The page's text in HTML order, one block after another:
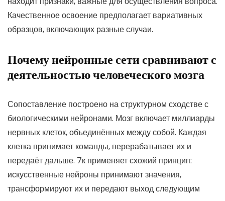
Качественное освоение предполагает вариативных
образцов, включающих разные случаи.
Почему нейронные сети сравнивают с
деятельностью человеческого мозга
Сопоставление построено на структурном сходстве с
биологическими нейронами. Мозг включает миллиарды
нервных клеток, объединённых между собой. Каждая
клетка принимает команды, перерабатывает их и
передаёт дальше. 7к применяет схожий принцип:
искусственные нейроны принимают значения,
трансформируют их и передают выход следующим